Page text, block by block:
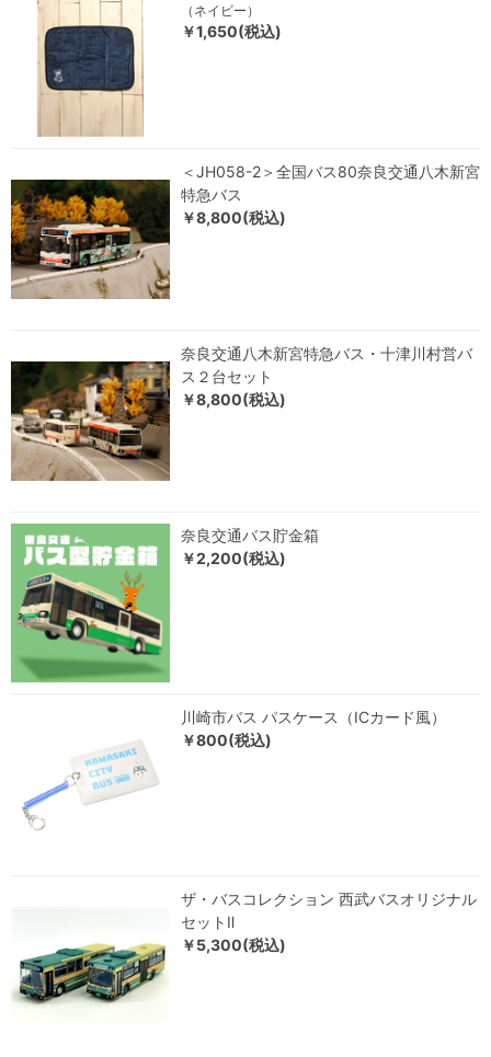
（ネイビー）
￥1,650(税込)
＜JH058-2＞全国バス80奈良交通八木新宮
特急バス
￥8,800(税込)
奈良交通八木新宮特急バス・十津川村営バ
ス２台セット
￥8,800(税込)
奈良交通バス貯金箱
￥2,200(税込)
川崎市バス パスケース（ICカード風）
￥800(税込)
ザ・バスコレクション 西武バスオリジナル
セットⅡ
￥5,300(税込)